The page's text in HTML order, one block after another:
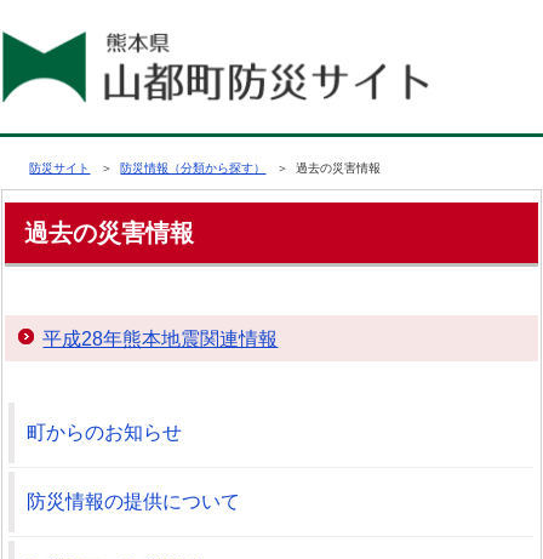
防災サイト ＞防災情報（分類から探す） ＞ 過去の災害情報
過去の災害情報
平成28年熊本地震関連情報
町からのお知らせ
防災情報の提供について